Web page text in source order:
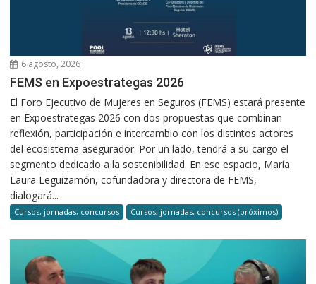
6 agosto, 2026
FEMS en Expoestrategas 2026
El Foro Ejecutivo de Mujeres en Seguros (FEMS) estará presente
en Expoestrategas 2026 con dos propuestas que combinan
reflexión, participación e intercambio con los distintos actores
del ecosistema asegurador. Por un lado, tendrá a su cargo el
segmento dedicado a la sostenibilidad. En ese espacio, María
Laura Leguizamón, cofundadora y directora de FEMS,
dialogará...
Cursos, jornadas, concursos Cursos, jornadas, concursos (próximos)